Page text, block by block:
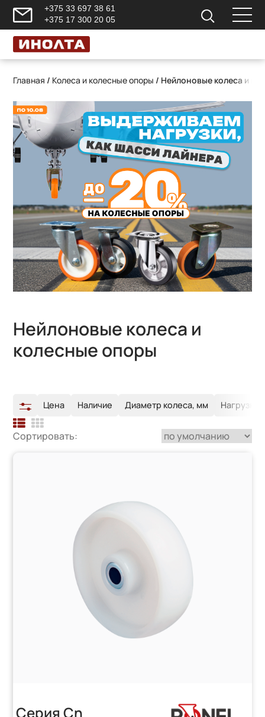
+375 33 697 38 61
+375 17 300 20 05
Главная / Колеса и колесные опоры / Нейлоновые колеса и
Нейлоновые колеса и
колесные опоры
Цена Наличие Диаметр колеса, мм Нагрузка,
Сортировать:
Серия Cn